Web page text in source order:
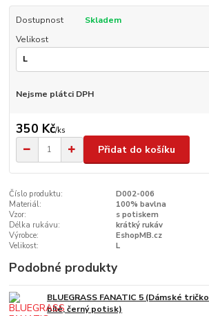
Dostupnost
Skladem
Velikost
Nejsme plátci DPH
350 Kč/ks
Přidat do košíku
Číslo produktu:
D002-006
Materiál:
100% bavlna
Vzor:
s potiskem
Délka rukávu:
krátký rukáv
Výrobce:
EshopMB.cz
Velikost:
L
Podobné produkty
BLUEGRASS FANATIC 5 (Dámské tričko
bílé, černý potisk)